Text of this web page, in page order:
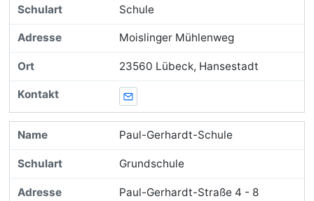
Schule
Moislinger Mühlenweg
23560 Lübeck, Hansestadt
E-Mail
Paul-Gerhardt-Schule
Grundschule
Paul-Gerhardt-Straße 4 - 8